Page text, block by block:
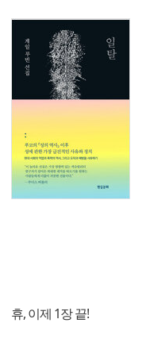
휴, 이제 1장 끝!